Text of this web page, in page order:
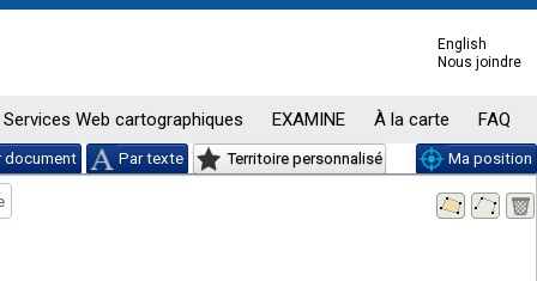
English
Nous joindre
Services Web cartographiques EXAMINE À la carte FAQ
document Par texte Territoire personnalisé Ma position